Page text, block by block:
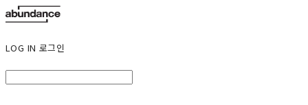
LOG IN 로그인